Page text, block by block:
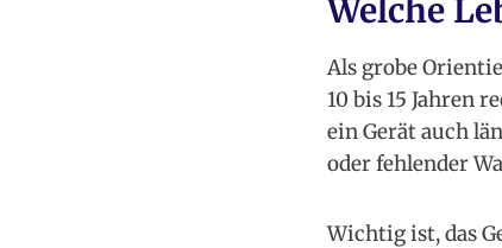
Welche
Als grobe
10 bis 15 Jahren
ein Gerät auch
oder fehlender
Wichtig ist, das